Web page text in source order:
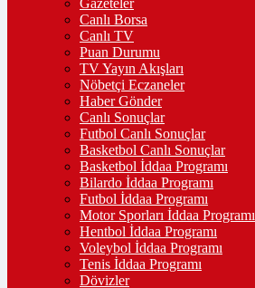
Gazeteler
Canlı Borsa
Canlı TV
Puan Durumu
TV Yayın Akışları
Nöbetçi Eczaneler
Haber Gönder
Canlı Sonuçlar
Futbol Canlı Sonuçlar
Basketbol Canlı Sonuçlar
Basketbol İddaa Programı
Bilardo İddaa Programı
Futbol İddaa Programı
Motor Sporları İddaa Programı
Hentbol İddaa Programı
Voleybol İddaa Programı
Tenis İddaa Programı
Dövizler